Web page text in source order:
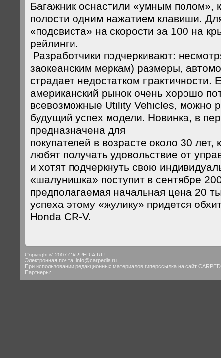
Багажник оснастили «умным полом»,
полости одним нажатием клавиши.
«подсвиста» на скорости за 100 на
рейлинги.
Разработчики подчеркивают:
заокеанским меркам) размеры,
страдает недостатком практичности.
американский рынок очень хорошо
всевозможные Utility Vehicles, можно
будущий успех модели. Новинка, в
предназначена для
покупателей в возрасте около 30 лет,
любят получать удовольствие от
и хотят подчеркнуть свою
«шалунишка» поступит в сентябре
предполагаемая начальная цена 20
успеха этому «жулику» придется
Honda CR-V.
Copyright © 2007 CARPEDIA.RU
Электронная почта: info@carpedia.ru
При использовании редакционных материалов гиперссылка на сайт
Партнеры: